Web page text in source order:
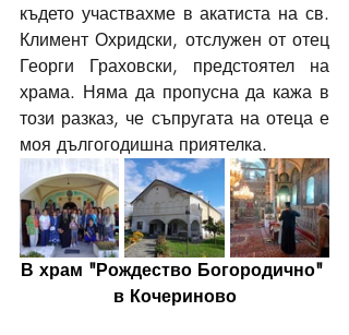
където участвахме в акатиста на св.
Климент Охридски, отслужен от отец
Георги Граховски, предстоятел на
храма. Няма да пропусна да кажа в
този разказ, че съпругата на отеца е
моя дългогодишна приятелка.
В храм "Рождество Богородично"
в Кочериново